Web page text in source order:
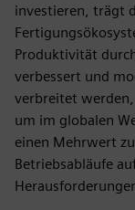
investieren, trägt
Produktivität
verbessert und
verbreitet werden,
um im globalen
einen Mehrwert
Betriebsabläufe